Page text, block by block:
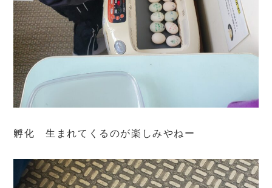
孵化 生まれてくるのが楽しみやねー